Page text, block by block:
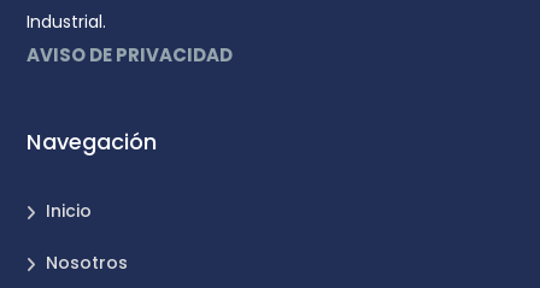
Industrial.
AVISO DE PRIVACIDAD
Navegación
Inicio
Nosotros